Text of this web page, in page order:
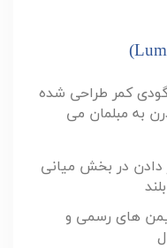
کمر طراحی شده
به مبلمان می
دادن در بخش میانی
های رسمی و